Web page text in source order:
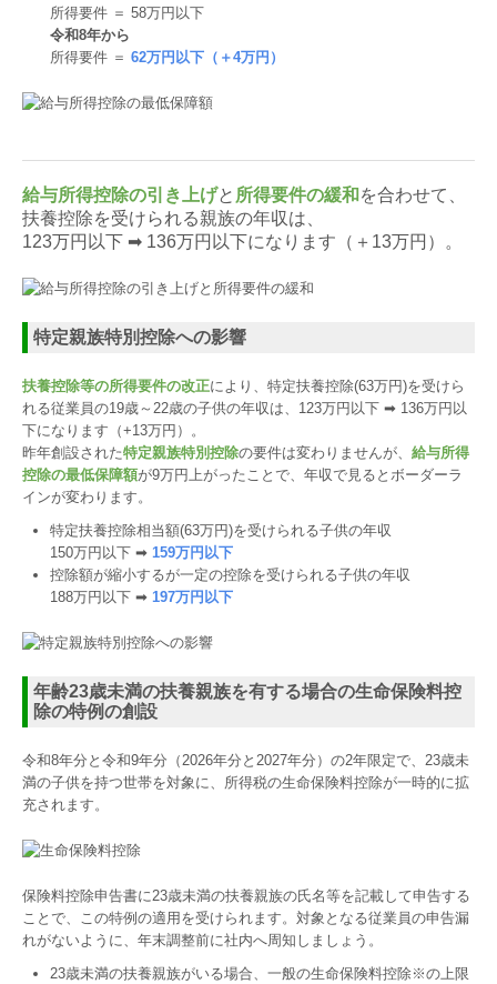
所得要件 ＝ 58万円以下
令和8年から
所得要件 ＝ 62万円以下（＋4万円）
給与所得控除の引き上げと 所得要件の緩和 を合わせて、
扶養控除を受けられる親族の年収は、
123万円以下 ➡ 136万円以下になります（＋13万円）。
特定親族特別控除への影響
扶養控除等の所得要件の改正により、特定扶養控除(63万円)を受けら
れる従業員の19歳～22歳の子供の年収は、123万円以下 ➡ 136万円以
下になります（+13万円）。
昨年創設された特定親族特別控除の要件は変わりませんが、 給与所得
控除の最低保障額が9万円上がったことで、年収で見るとボーダーラ
インが変わります。
特定扶養控除相当額(63万円)を受けられる子供の年収
150万円以下 ➡ 159万円以下
控除額が縮小するが一定の控除を受けられる子供の年収
188万円以下 ➡ 197万円以下
年齢23歳未満の扶養親族を有する場合の生命保険料控
除の特例の創設
令和8年分と令和9年分（2026年分と2027年分）の2年限定で、23歳未
満の子供を持つ世帯を対象に、所得税の生命保険料控除が一時的に拡
充されます。
保険料控除申告書に23歳未満の扶養親族の氏名等を記載して申告する
ことで、この特例の適用を受けられます。対象となる従業員の申告漏
れがないように、年末調整前に社内へ周知しましょう。
23歳未満の扶養親族がいる場合、一般の生命保険料控除※の上限